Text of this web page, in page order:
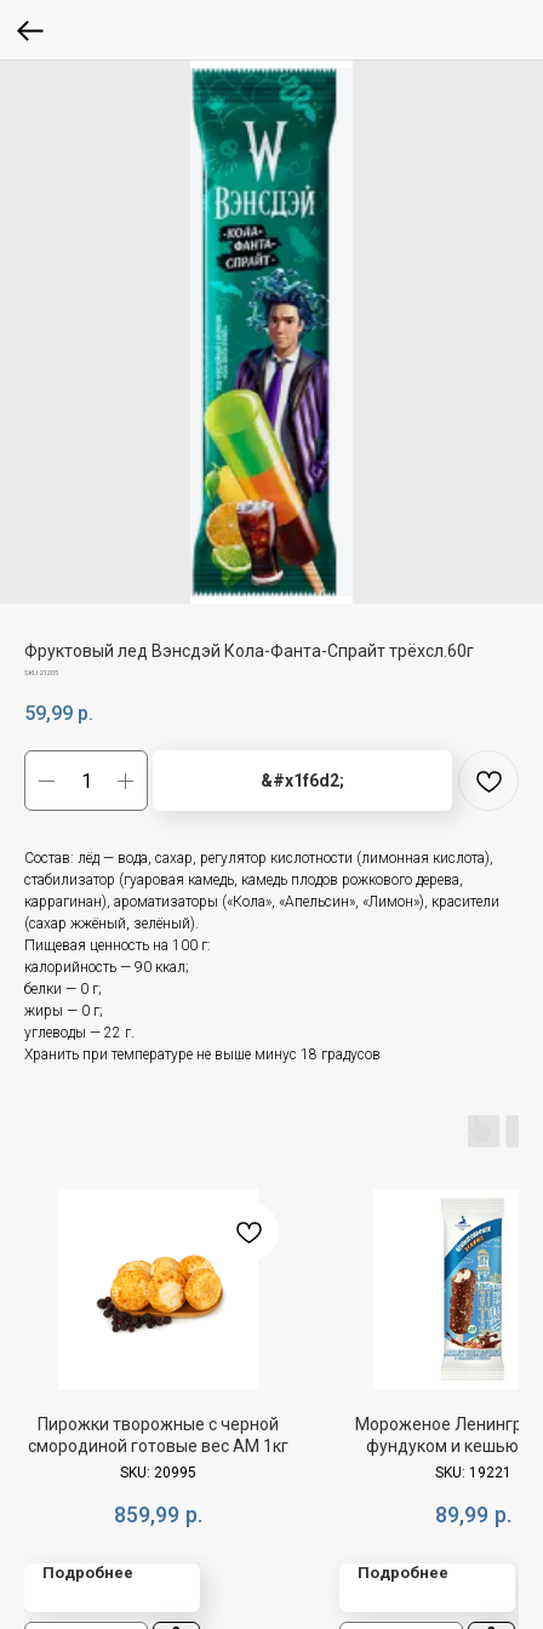
Фруктовый лед Вэнсдэй Кола-Фанта-Спрайт трёхсл.60г
SKU:21205
59,99 р.
&#x1f6d2;
Состав: лёд — вода, сахар, регулятор кислотности (лимонная кислота),
стабилизатор (гуаровая камедь, камедь плодов рожкового дерева,
каррагинан), ароматизаторы («Кола», «Апельсин», «Лимон»), красители
(сахар жжёный, зелёный).
Пищевая ценность на 100 г:
калорийность — 90 ккал;
белки — 0 г;
жиры — 0 г;
углеводы — 22 г.
Хранить при температуре не выше минус 18 градусов
Пирожки творожные с черной
смородиной готовые вес АМ 1кг
SKU: 20995
859,99 р.
Подробнее
Мороженое
фундуком и кешью
БЗМЖ 75г
SKU: 19221
89,99 р.
Подробнее